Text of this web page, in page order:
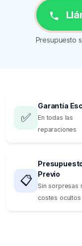
Presupuesto
✅
Garantía
En todas las
reparaciones
📋
Previo
Sin sorpresas
costes ocultos